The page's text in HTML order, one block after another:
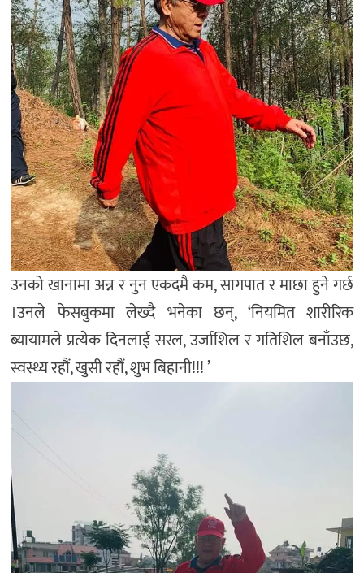
उनको खानामा अन्न र नुन एकदमै कम, सागपात र माछा हुने गर्छ
।उनले फेसबुकमा लेख्दै भनेका छन्, ‘नियमित शारीरिक
ब्यायामले प्रत्येक दिनलाई सरल, उर्जाशिल र गतिशिल बनाँउछ,
स्वस्थ्य रहौं, खुसी रहौं, शुभ बिहानी!!! ’